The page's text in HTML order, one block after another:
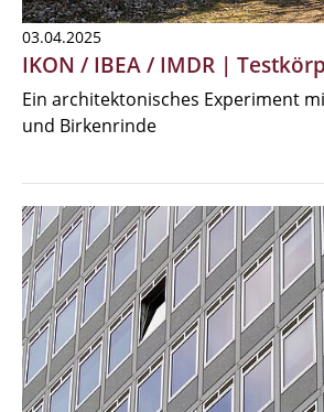
03.04.2025
IKON / IBEA / IMDR |
Ein architektonisches Experiment
und Birkenrinde